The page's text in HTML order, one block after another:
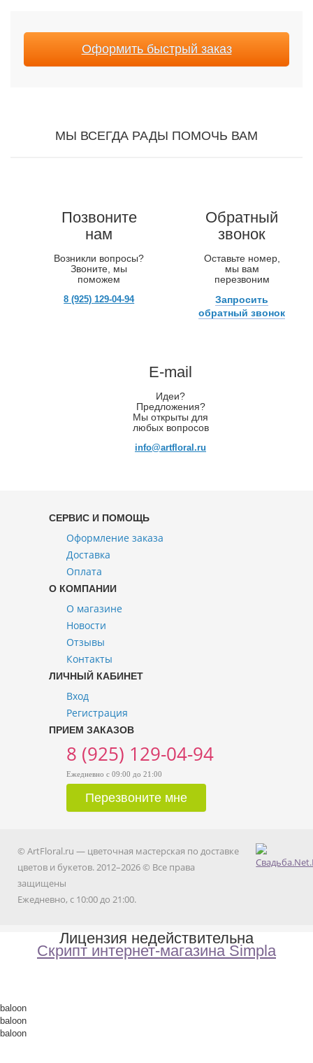
Оформить быстрый заказ
МЫ ВСЕГДА РАДЫ ПОМОЧЬ ВАМ
Позвоните
нам
Возникли вопросы?
Звоните, мы
поможем
8 (925) 129-04-94
Обратный
звонок
Оставьте номер,
мы вам
перезвоним
Запросить
обратный звонок
E-mail
Идеи?
Предложения?
Мы открыты для
любых вопросов
info@artfloral.ru
СЕРВИС И ПОМОЩЬ
Оформление заказа
Доставка
Оплата
О КОМПАНИИ
О магазине
Новости
Отзывы
Контакты
ЛИЧНЫЙ КАБИНЕТ
Вход
Регистрация
ПРИЕМ ЗАКАЗОВ
8 (925) 129-04-94
Ежедневно с 09:00 до 21:00
© ArtFloral.ru — цветочная мастерская по доставке
цветов и букетов. 2012–2026 © Все права
защищены
Ежедневно, с 10:00 до 21:00.
Лицензия недействительна
Скрипт интернет-магазина Simpla
baloon
baloon
baloon